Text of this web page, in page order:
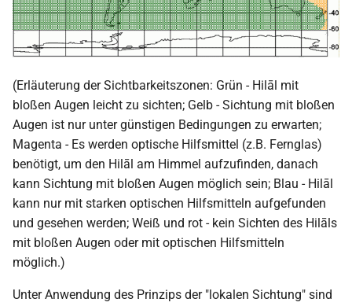
(Erläuterung der Sichtbarkeitszonen: Grün - Hilāl mit
bloßen Augen leicht zu sichten; Gelb - Sichtung mit bloßen
Augen ist nur unter günstigen Bedingungen zu erwarten;
Magenta - Es werden optische Hilfsmittel (z.B. Fernglas)
benötigt, um den Hilāl am Himmel aufzufinden, danach
kann Sichtung mit bloßen Augen möglich sein; Blau - Hilāl
kann nur mit starken optischen Hilfsmitteln aufgefunden
und gesehen werden; Weiß und rot - kein Sichten des Hilāls
mit bloßen Augen oder mit optischen Hilfsmitteln
möglich.)
Unter Anwendung des Prinzips der "lokalen Sichtung" sind